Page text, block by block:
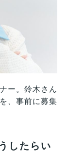
ー。鈴木さん
、事前に募集
したらい